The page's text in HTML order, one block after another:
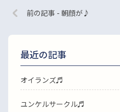
前の記事 - 朝顔が♪
最近の記事
オイランズ♬
ユンケルサークル♬